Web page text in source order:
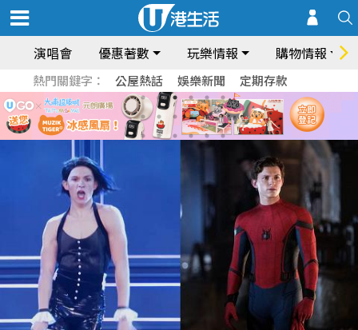
演唱會 優惠著數 玩樂情報 購物情報
熱門關鍵字： 公屋熱話 娛樂新聞 定期存款